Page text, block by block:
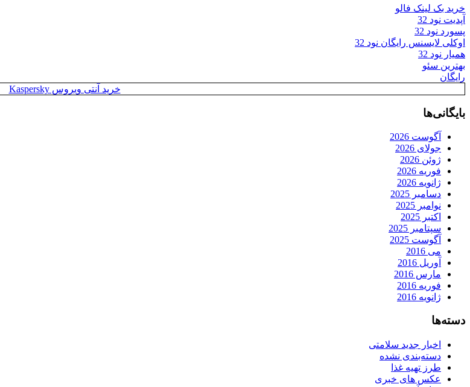
خرید بک لینک فالو
آپدیت نود 32
پسورد نود 32
اوکلی لایسنس رایگان نود 32
همیار نود 32
بهترین سئو
رایگان
خرید آنتی ویروس Kaspersky
بایگانی‌ها
آگوست 2026
جولای 2026
ژوئن 2026
فوریه 2026
ژانویه 2026
دسامبر 2025
نوامبر 2025
اکتبر 2025
سپتامبر 2025
آگوست 2025
می 2016
آوریل 2016
مارس 2016
فوریه 2016
ژانویه 2016
دسته‌ها
اخبار جدید سلامتی
دسته‌بندی نشده
طرز تهیه غذا
عکس های خبری